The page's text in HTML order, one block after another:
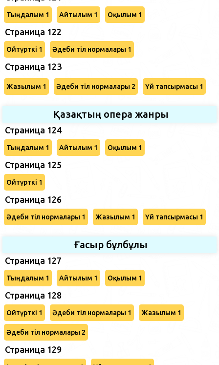
Тыңдалым 1 Айтылым 1 Оқылым 1
Страница 122
Ойтүрткі 1 Әдеби тіл нормалары 1
Страница 123
Жазылым 1 Әдеби тіл нормалары 2 Үй тапсырмасы 1
Қазақтың опера жанры
Страница 124
Тыңдалым 1 Айтылым 1 Оқылым 1
Страница 125
Ойтүрткі 1
Страница 126
Әдеби тіл нормалары 1 Жазылым 1 Үй тапсырмасы 1
Ғасыр бұлбұлы
Страница 127
Тыңдалым 1 Айтылым 1 Оқылым 1
Страница 128
Ойтүрткі 1 Әдеби тіл нормалары 1 Жазылым 1
Әдеби тіл нормалары 2
Страница 129